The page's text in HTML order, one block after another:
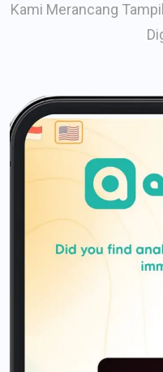
Kami Merancang